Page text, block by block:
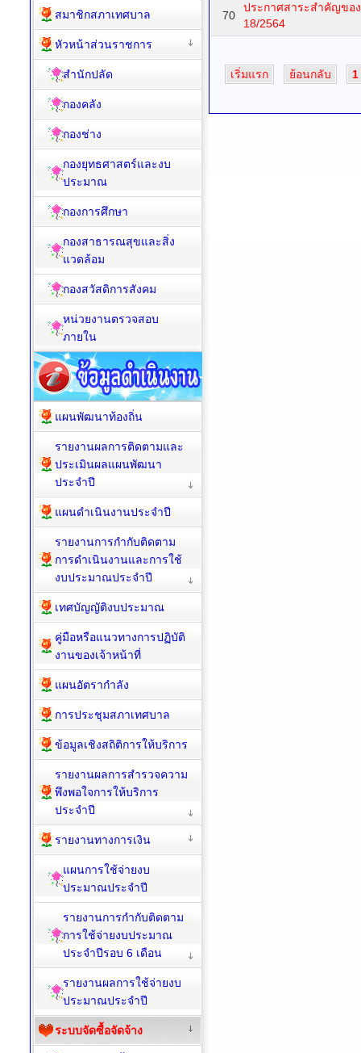
70
ประกาศสาระสำคัญขอ
18/2564
เริ่มแรก ย้อนกลับ 1
สมาชิกสภาเทศบาล
หัวหน้าส่วนราชการ
สำนักปลัด
กองคลัง
กองช่าง
กองยุทธศาสตร์และงบ
ประมาณ
กองการศึกษา
กองสาธารณสุขและสิ่ง
แวดล้อม
กองสวัสดิการสังคม
หน่วยงานตรวจสอบ
ภายใน
แผนพัฒนาท้องถิ่น
รายงานผลการติดตามและ
ประเมินผลแผนพัฒนา
ประจำปี
แผนดำเนินงานประจำปี
รายงานการกำกับติดตาม
การดำเนินงานและการใช้
งบประมาณประจำปี
เทศบัญญัติงบประมาณ
คู่มือหรือแนวทางการปฏิบัติ
งานของเจ้าหน้าที่
แผนอัตรากำลัง
การประชุมสภาเทศบาล
ข้อมูลเชิงสถิติการให้บริการ
รายงานผลการสำรวจความ
พึงพอใจการให้บริการ
ประจำปี
รายงานทางการเงิน
แผนการใช้จ่ายงบ
ประมาณประจำปี
รายงานการกำกับติดตาม
การใช้จ่ายงบประมาณ
ประจำปีรอบ 6 เดือน
รายงานผลการใช้จ่ายงบ
ประมาณประจำปี
ระบบจัดซื้อจัดจ้าง